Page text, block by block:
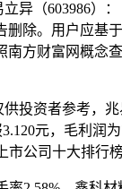
（603986）：
除。用户应基
南方财富网概
资者参考，兆
元，毛利润
公司十大排行